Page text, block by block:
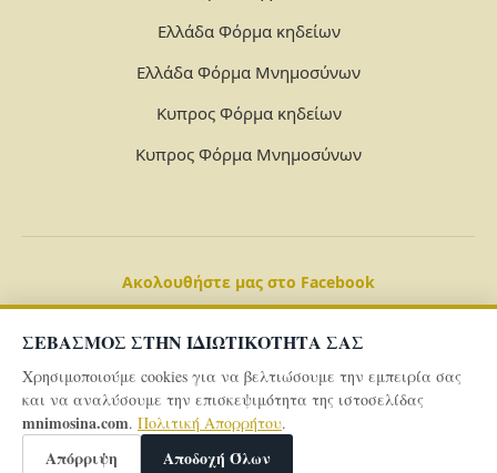
ΣΕΒΑΣΜΟΣ ΣΤΗΝ ΙΔΙΩΤΙΚΟΤΗΤΑ ΣΑΣ
Χρησιμοποιούμε cookies για να βελτιώσουμε την εμπειρία σας
και να αναλύσουμε την επισκεψιμότητα της ιστοσελίδας
mnimosina.com. Πολιτική Απορρήτου.
Απόρριψη Αποδοχή Όλων
Ελλάδα Φόρμα κηδείων
Ελλάδα Φόρμα Μνημοσύνων
Κυπρος Φόρμα κηδείων
Κυπρος Φόρμα Μνημοσύνων
Ακολουθήστε μας στο Facebook